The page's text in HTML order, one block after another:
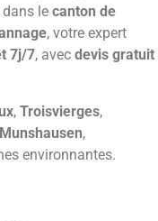
le canton de
, votre expert
7j/7, avec devis gratuit
, Troisvierges,
Munshausen,
environnantes.